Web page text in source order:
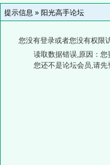
提示信息 » 阳光高手论坛
您没有登录或者您没有权限
读取数据错误,原因：
您还不是论坛会员,请先